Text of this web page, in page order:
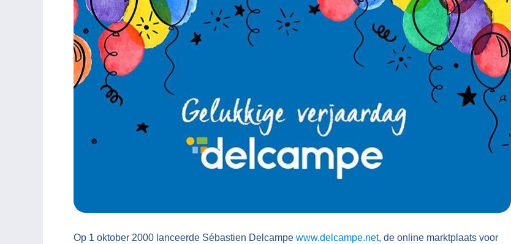
Op 1 oktober 2000 lanceerde Sébastien Delcampe www.delcampe.net, de online marktplaats voor